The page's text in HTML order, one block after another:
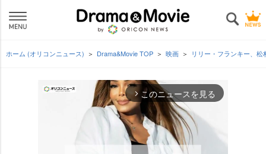
ホーム (オリコンニュース) Drama&Movie TOP 映画 リリー・フランキー、
arrow_forward_ios このニュースを見る